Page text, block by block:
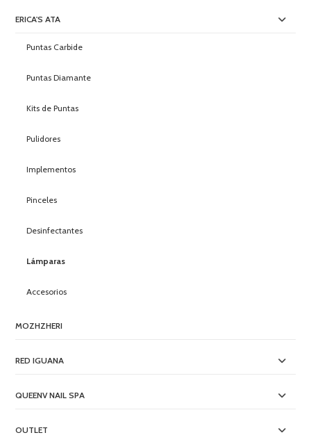
ERICA'S ATA
Puntas Carbide
Puntas Diamante
Kits de Puntas
Pulidores
Implementos
Pinceles
Desinfectantes
Lámparas
Accesorios
MOZHZHERI
RED IGUANA
QUEENV NAIL SPA
OUTLET